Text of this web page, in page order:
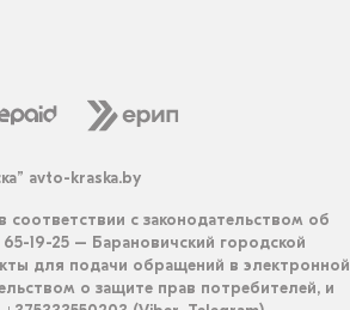
avto-kraska.by
с законодательством об
19-25 – Барановичский городской
для подачи обращений в электронной
о защите прав потребителей, и